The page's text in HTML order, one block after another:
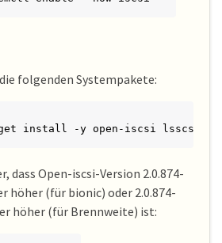
folgenden Systempakete:
get install -y open-iscsi lsscsi
dass Open-iscsi-Version 2.0.874-
höher (für bionic) oder 2.0.874-
höher (für Brennweite) ist: